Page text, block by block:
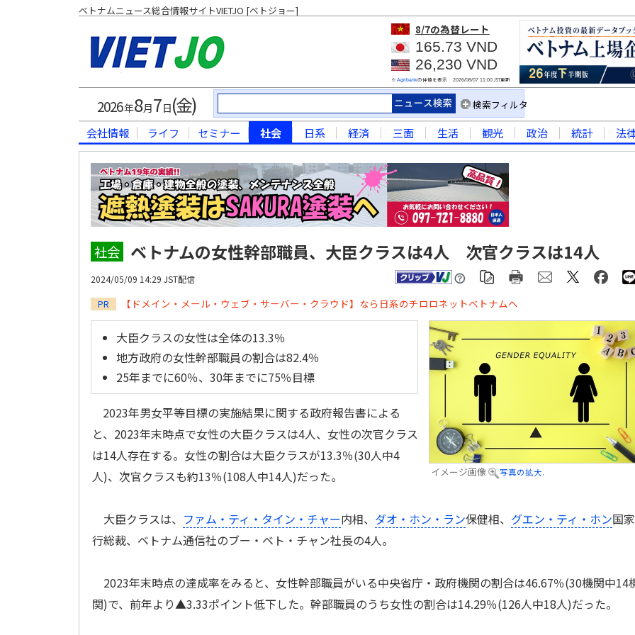
ベトナムニュース総合情報サイトVIETJO [ベトジョー]
8/7の為替レート
165.73 VND
26,230 VND
※ Agribankの仲値を表示 2026/08/07 11:00JST更新
2026年8月7 日(金) 検索フィルタ
会社情報 ライフ セミナー 社会 日系 経済 三面 生活 観光 政治 統計 法
社会 ベトナムの女性幹部職員、大臣クラスは4人 次官クラスは14人
2024/05/09 14:29 JST配信
PR 【ドメイン・メール・ウェブ・サーバー・クラウド】なら日系のチロロネットベトナムへ
イメージ画像 写真の拡大.
大臣クラスの女性は全体の13.3％
地方政府の女性幹部職員の割合は82.4％
25年までに60％、30年までに75％目標
2023年男女平等目標の実施結果に関する政府報告書による
と、2023年末時点で女性の大臣クラスは4人、女性の次官クラス
は14人存在する。女性の割合は大臣クラスが13.3％(30人中4
人)、次官クラスも約13％(108人中14人)だった。
大臣クラスは、 ファム・ティ・タイン・チャー内相、 ダオ・ホン・ラン保健相、 グエン・ティ・ホン国
行総裁、ベトナム通信社のブー・ベト・チャン社長の4人。
2023年末時点の達成率をみると、女性幹部職員がいる中央省庁・政府機関の割合は46.67％(30機関中14
関)で、前年より▲3.33ポイント低下した。幹部職員のうち女性の割合は14.29％(126人中18人)だった。